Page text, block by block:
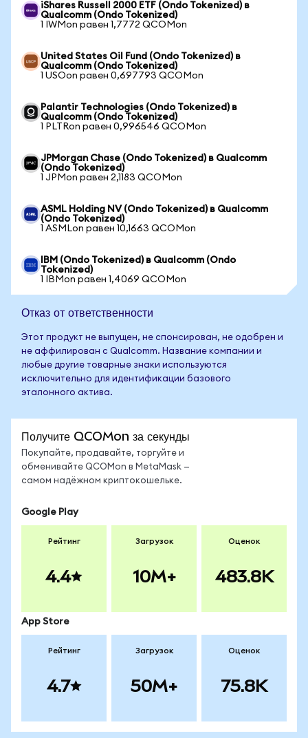
iShares Russell 2000 ETF (Ondo Tokenized) в
Qualcomm (Ondo Tokenized)
1 IWMon равен 1,7772 QCOMon
United States Oil Fund (Ondo Tokenized) в
Qualcomm (Ondo Tokenized)
1 USOon равен 0,697793 QCOMon
Palantir Technologies (Ondo Tokenized) в
Qualcomm (Ondo Tokenized)
1 PLTRon равен 0,996546 QCOMon
JPMorgan Chase (Ondo Tokenized) в Qualcomm
(Ondo Tokenized)
1 JPMon равен 2,1183 QCOMon
ASML Holding NV (Ondo Tokenized) в Qualcomm
(Ondo Tokenized)
1 ASMLon равен 10,1663 QCOMon
IBM (Ondo Tokenized) в Qualcomm (Ondo
Tokenized)
1 IBMon равен 1,4069 QCOMon
Отказ от ответственности
Этот продукт не выпущен, не спонсирован, не одобрен и
не аффилирован с Qualcomm. Название компании и
любые другие товарные знаки используются
исключительно для идентификации базового
эталонного актива.
Получите QCOMon за секунды
Покупайте, продавайте, торгуйте и
обменивайте QCOMon в MetaMask —
самом надёжном криптокошельке.
Google Play
Рейтинг
4.4
Загрузок
10M+
Оценок
483.8K
App Store
Рейтинг
4.7
Загрузок
50M+
Оценок
75.8K